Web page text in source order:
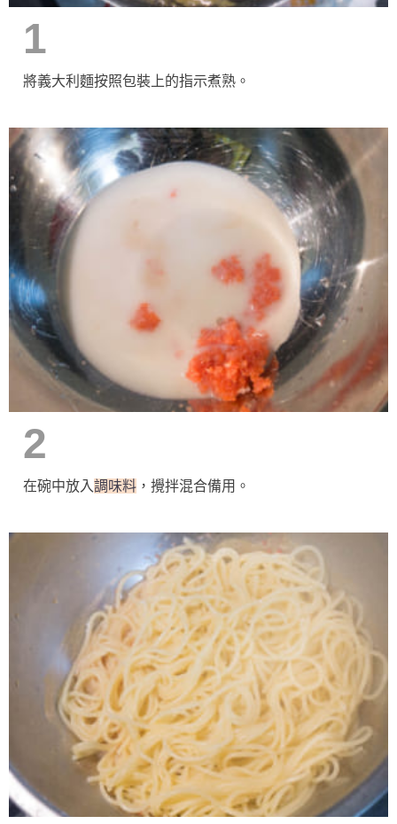
1
將義大利麵按照包裝上的指示煮熟。
2
在碗中放入調味料 ，攪拌混合備用。